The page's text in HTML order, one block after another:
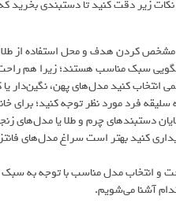
زیر دقت کنید تا دستبندی بخرید که
مشخص کردن هدف و محل استفاده از طلا
سبک مناسب هستند؛ زیرا هم
کنید مدل‌های پهن، نگین‌دار یا
فرد مورد نظر توجه کنید؛ برای
دستبندهای چرم و طلا یا
کنید بهتر است سراغ مدل‌های
و انتخاب مدل مناسب با توجه به
آشنا می‌شویم.